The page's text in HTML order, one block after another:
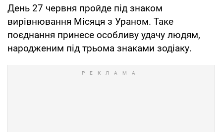
День 27 червня пройде під знаком
вирівнювання Місяця з Ураном. Таке
поєднання принесе особливу удачу людям,
народженим під трьома знаками зодіаку.